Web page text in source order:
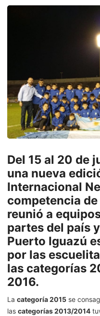
Del 15 al 20 de
una nueva
Internacional
competencia
reunió a
partes del país
Puerto Iguazú
por las
las categorías
2016.
La categoría 2015 se
las categorías 2013/2014